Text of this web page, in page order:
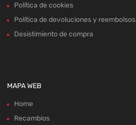
Política de cookies
Política de devoluciones y reembolsos
Desistimiento de compra
MAPA WEB
Home
Recambios